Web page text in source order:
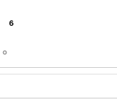
6
0